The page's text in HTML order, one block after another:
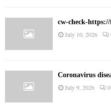
cw-check-
July 10, 2026
Coronavirus
July 9, 2026 0